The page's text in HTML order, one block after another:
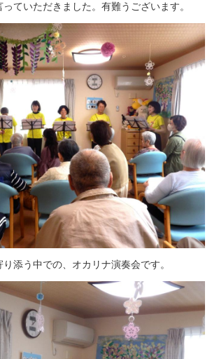
ていただきました。有難うございます。
添う中での、オカリナ演奏会です。